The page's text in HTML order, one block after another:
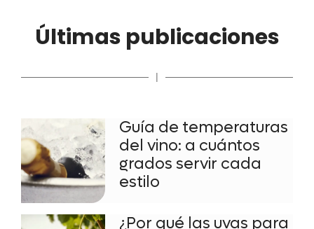
Últimas publicaciones
|
Guía de temperaturas
del vino: a cuántos
grados servir cada
estilo
¿Por qué las uvas para